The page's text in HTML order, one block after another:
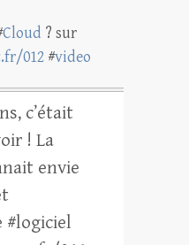
Cloud ? sur
012 #video
c’était
! La
envie
#logiciel